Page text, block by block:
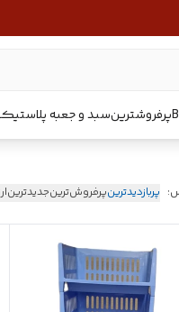
پرفروشترینسبد و جعبه
پربازدیدترینپرفروش‌ترینجدیدترین